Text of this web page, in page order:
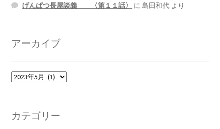
げんぱつ長屋談義 〈第１１話〉
に島田和代 より
アーカイブ
ア
ブ
カテゴリー